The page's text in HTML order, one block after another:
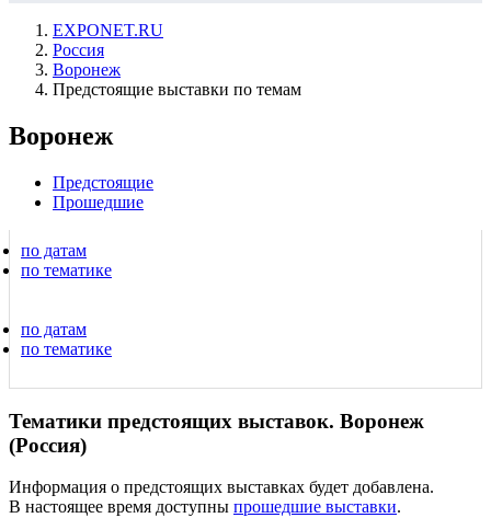
EXPONET.RU
Россия
Воронеж
Предстоящие выставки по темам
Воронеж
Предстоящие
Прошедшие
по датам
по тематике
по датам
по тематике
Тематики предстоящих выставок. Воронеж
(Россия)
Информация о предстоящих выставках будет добавлена.
В настоящее время доступны прошедшие выставки.